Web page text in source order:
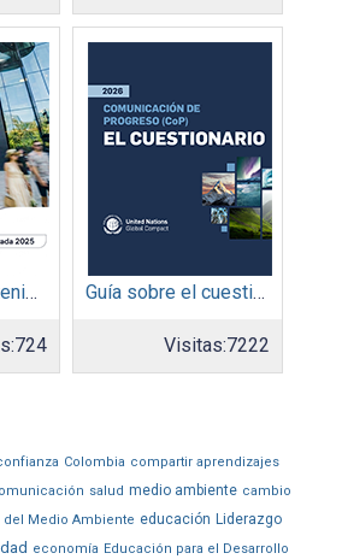
Informe de Sostenibilidad 2025: Parque Arauco
724
Guía sobre el cuestionario: Comunicación de Progreso
Visitas:7222
Colombia compartir aprendizajes
salud medio ambiente cambio
Medio Ambiente educación Liderazgo
economía Educación para el Desarrollo